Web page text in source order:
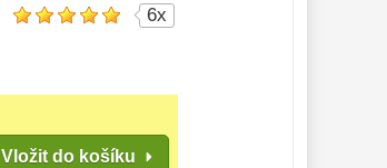
6x
Vložit do košíku